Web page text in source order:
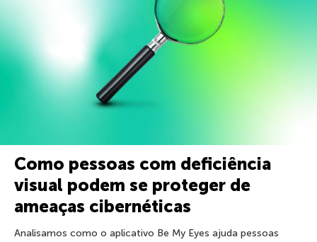
Como pessoas com deficiência
visual podem se proteger de
ameaças cibernéticas
Analisamos como o aplicativo Be My Eyes ajuda pessoas